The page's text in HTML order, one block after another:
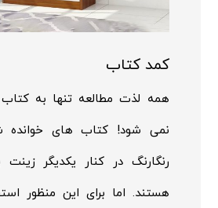
کمد کتاب
همه لذت مطالعه تنها به
نمی شود! کتاب های خوانده
رنگارنگ در کنار یکدیگر
هستند. اما برای این منظور